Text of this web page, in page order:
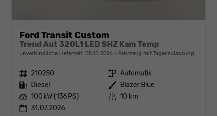
Ford Transit Custom
Trend Aut 320L1 LED SHZ Kam Temp
unverbindliche Lieferzeit: 05.10.2026 Fahrzeug mit Tageszulassung
Fahrzeugnr. 210250 Getriebe Automatik
Kraftstoff Diesel Außenfarbe Blazer Blue
Leistung 100 kW (136 PS) Kilometerstand 10 km
31.07.2026